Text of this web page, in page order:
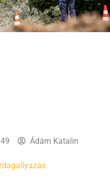
Ádám Katalin
gallyazás